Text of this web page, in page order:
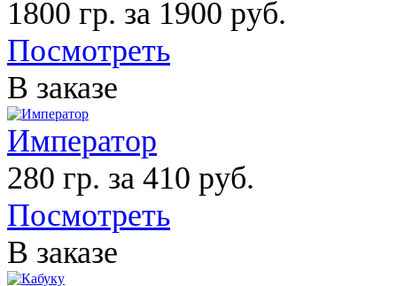
1800 гр. за 1900 руб.
Посмотреть
В заказе
Император
280 гр. за 410 руб.
Посмотреть
В заказе